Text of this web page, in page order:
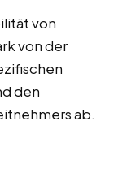
von
von der
den
ab.